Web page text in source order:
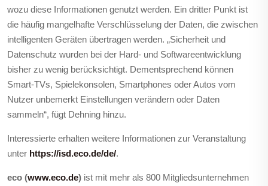
wozu diese Informationen genutzt werden. Ein dritter Punkt ist
die häufig mangelhafte Verschlüsselung der Daten, die zwischen
intelligenten Geräten übertragen werden. „Sicherheit und
Datenschutz wurden bei der Hard- und Softwareentwicklung
bisher zu wenig berücksichtigt. Dementsprechend können
Smart-TVs, Spielekonsolen, Smartphones oder Autos vom
Nutzer unbemerkt Einstellungen verändern oder Daten
sammeln“, fügt Dehning hinzu.
Interessierte erhalten weitere Informationen zur Veranstaltung
unter https://isd.eco.de/de/.
eco (www.eco.de) ist mit mehr als 800 Mitgliedsunternehmen